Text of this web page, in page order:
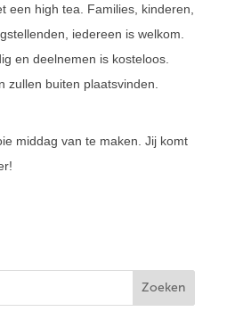
een high tea. Families, kinderen,
iedereen is welkom.
en deelnemen is kosteloos.
zullen buiten plaatsvinden.
middag van te maken. Jij komt
Zoeken